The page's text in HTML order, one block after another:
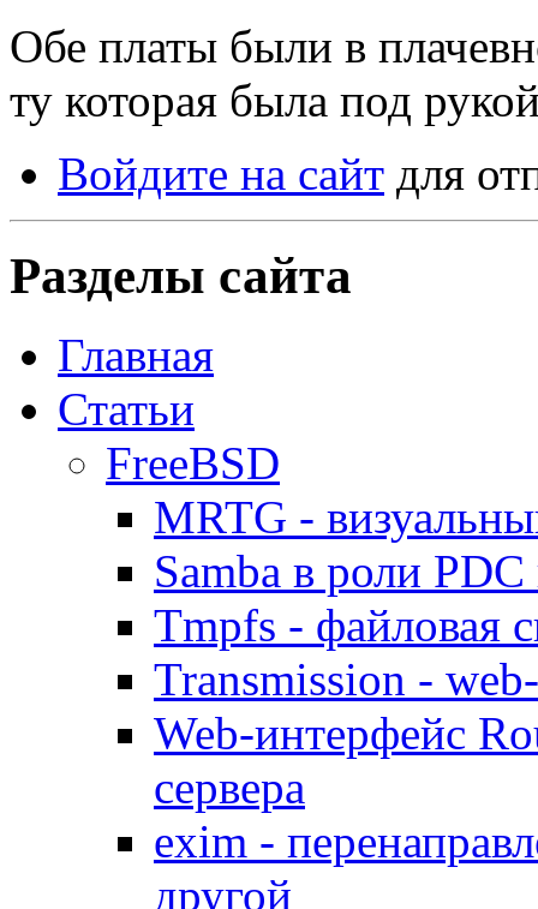
Обе платы были в
ту которая была под
Войдите на сайт для
Разделы сайта
Главная
Статьи
FreeBSD
MRTG -
Samba в роли
Tmpfs - файловая
Transmission -
Web-интерфейс
сервера
exim -
другой